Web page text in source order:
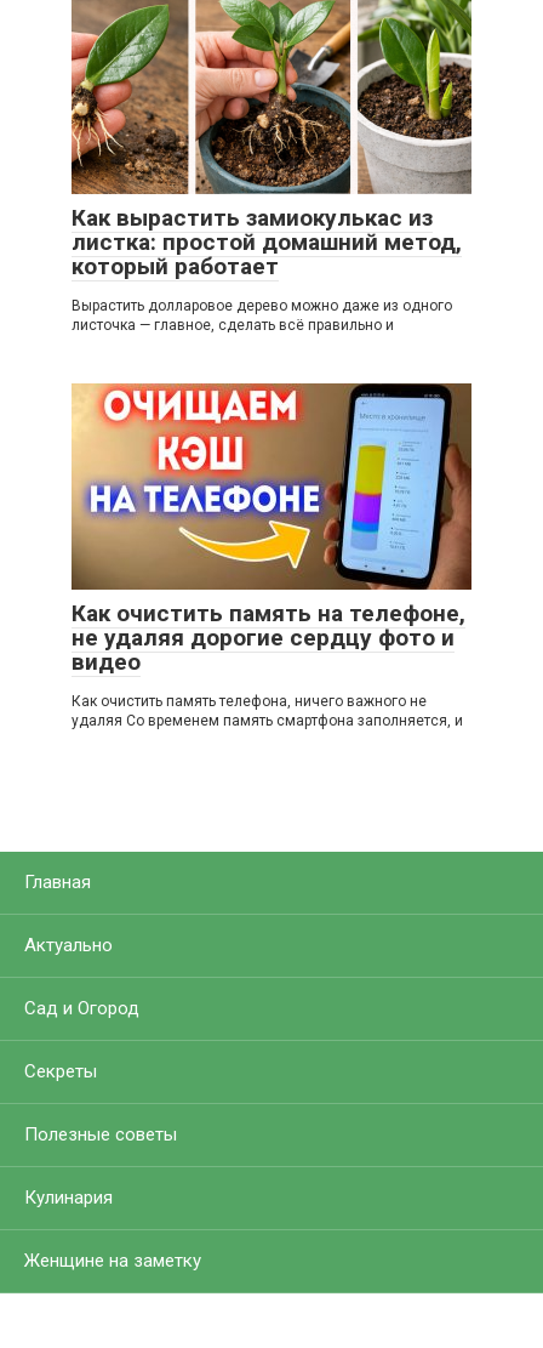
Как вырастить замиокулькас из
листка: простой домашний метод,
который работает
Вырастить долларовое дерево можно даже из одного
листочка — главное, сделать всё правильно и
Как очистить память на телефоне,
не удаляя дорогие сердцу фото и
видео
Как очистить память телефона, ничего важного не
удаляя Со временем память смартфона заполняется, и
Главная
Актуально
Сад и Огород
Секреты
Полезные советы
Кулинария
Женщине на заметку